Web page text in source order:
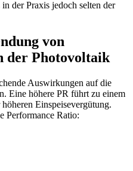
der Praxis jedoch selten der
von
der Photovoltaik
Auswirkungen auf die
Eine höhere PR führt zu einem
Einspeisevergütung.
Performance Ratio: